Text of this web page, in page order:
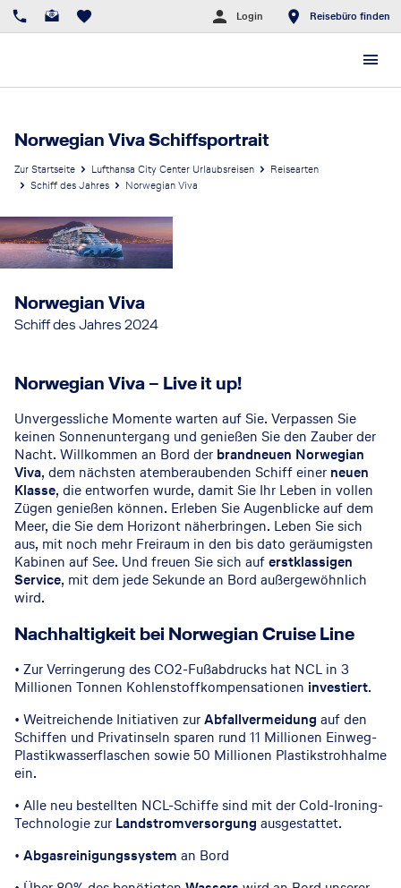
Login Reisebüro finden
Norwegian Viva Schiffsportrait
Zur Startseite Lufthansa City Center Urlaubsreisen
Reisearten
Schiff des Jahres
Norwegian Viva
Norwegian Viva
Schiff des Jahres 2024
Norwegian Viva – Live it up!
Unvergessliche Momente warten auf Sie. Verpassen Sie
keinen Sonnenuntergang und genießen Sie den Zauber der
Nacht. Willkommen an Bord der brandneuen Norwegian
Viva, dem nächsten atemberaubenden Schiff einer neuen
Klasse, die entworfen wurde, damit Sie Ihr Leben in vollen
Zügen genießen können. Erleben Sie Augenblicke auf dem
Meer, die Sie dem Horizont näherbringen. Leben Sie sich
aus, mit noch mehr Freiraum in den bis dato geräumigsten
Kabinen auf See. Und freuen Sie sich auferstklassigen
Service, mit dem jede Sekunde an Bord außergewöhnlich
wird.
Nachhaltigkeit bei Norwegian Cruise Line
• Zur Verringerung des CO2-Fußabdrucks hat NCL in 3
Millionen Tonnen Kohlenstoffkompensationen investiert.
• Weitreichende Initiativen zurAbfallvermeidung auf den
Schiffen und Privatinseln sparen rund 11 Millionen Einweg-
Plastikwasserflaschen sowie 50 Millionen Plastikstrohhalme
ein.
• Alle neu bestellten NCL-Schiffe sind mit der Cold-Ironing-
Technologie zur Landstromversorgung ausgestattet.
• Abgasreinigungssystem an Bord